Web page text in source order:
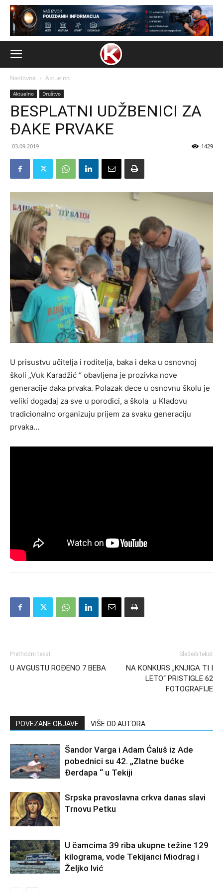
Naslovna Aktuelno
Aktuelno Društvo
BESPLATNI UDŽBENICI ZA
ĐAKE PRVAKE
03.09.2019 1429
U prisustvu učitelja i roditelja, baka i deka u osnovnoj
školi „Vuk Karadžić “ obavljena je prozivka nove
generacije đaka prvaka. Polazak dece u osnovnu školu je
veliki događaj za sve u porodici, a škola u Kladovu
tradicionalno organizuju prijem za svaku generaciju
prvaka…
Prethodni tekst
U AVGUSTU ROĐENO 7 BEBA
Sledeći tekst
NA KONKURS „KNJIGA TI I
LETO“ PRISTIGLE 62
FOTOGRAFIJE
POVEZANE OBJAVE VIŠE OD AUTORA
Šandor Varga i Adam Ćaluš iz Ade
pobednici su 42. „Zlatne bućke
Đerdapa “ u Tekiji
Srpska pravoslavna crkva danas slavi
Trnovu Petku
U čamcima 39 riba ukupne težine 129
kilograma, vode Tekijanci Miodrag i
Željko Ivić